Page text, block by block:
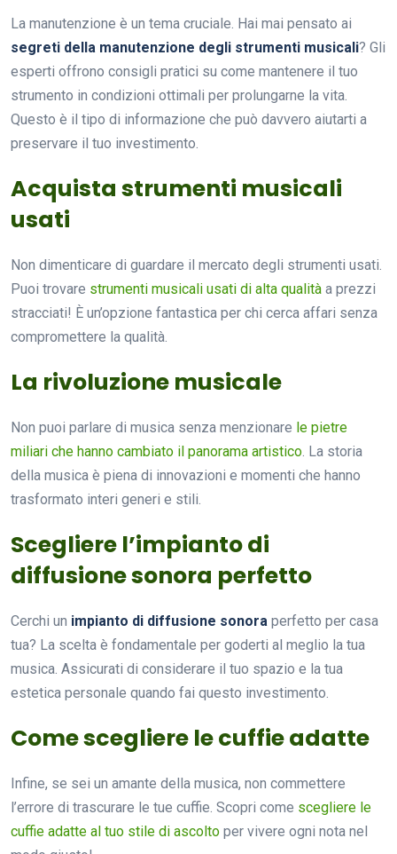
La manutenzione è un tema cruciale. Hai mai pensato ai
segreti della manutenzione degli strumenti musicali? Gli
esperti offrono consigli pratici su come mantenere il tuo
strumento in condizioni ottimali per prolungarne la vita.
Questo è il tipo di informazione che può davvero aiutarti a
preservare il tuo investimento.
Acquista strumenti musicali
usati
Non dimenticare di guardare il mercato degli strumenti usati.
Puoi trovare strumenti musicali usati di alta qualità a prezzi
stracciati! È un’opzione fantastica per chi cerca affari senza
compromettere la qualità.
La rivoluzione musicale
Non puoi parlare di musica senza menzionare le pietre
miliari che hanno cambiato il panorama artistico. La storia
della musica è piena di innovazioni e momenti che hanno
trasformato interi generi e stili.
Scegliere l’impianto di
diffusione sonora perfetto
Cerchi un impianto di diffusione sonora perfetto per casa
tua? La scelta è fondamentale per goderti al meglio la tua
musica. Assicurati di considerare il tuo spazio e la tua
estetica personale quando fai questo investimento.
Come scegliere le cuffie adatte
Infine, se sei un amante della musica, non commettere
l’errore di trascurare le tue cuffie. Scopri come scegliere le
cuffie adatte al tuo stile di ascolto per vivere ogni nota nel